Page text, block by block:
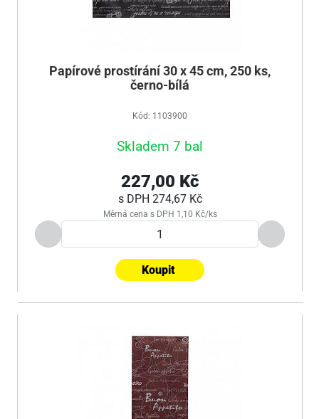
Papírové prostírání 30 x 45 cm, 250 ks,
černo-bílá
Kód: 1103900
Skladem 7 bal
227,00 Kč
s DPH 274,67 Kč
Měrná cena s DPH 1,10 Kč/ks
Koupit